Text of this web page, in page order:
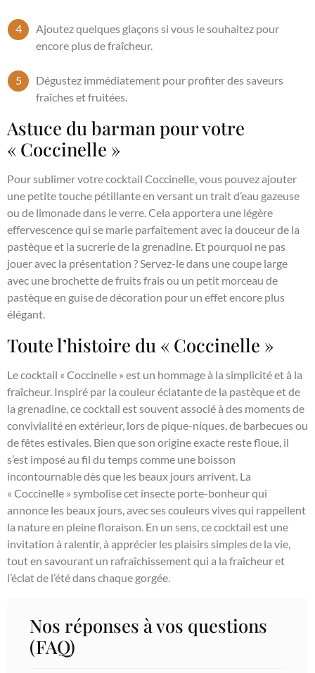
Ajoutez quelques glaçons si vous le souhaitez pour
encore plus de fraîcheur.
Dégustez immédiatement pour profiter des saveurs
fraîches et fruitées.
Astuce du barman pour votre
« Coccinelle »
Pour sublimer votre cocktail Coccinelle, vous pouvez ajouter
une petite touche pétillante en versant un trait d’eau gazeuse
ou de limonade dans le verre. Cela apportera une légère
effervescence qui se marie parfaitement avec la douceur de la
pastèque et la sucrerie de la grenadine. Et pourquoi ne pas
jouer avec la présentation ? Servez-le dans une coupe large
avec une brochette de fruits frais ou un petit morceau de
pastèque en guise de décoration pour un effet encore plus
élégant.
Toute l’histoire du « Coccinelle »
Le cocktail « Coccinelle » est un hommage à la simplicité et à la
fraîcheur. Inspiré par la couleur éclatante de la pastèque et de
la grenadine, ce cocktail est souvent associé à des moments de
convivialité en extérieur, lors de pique-niques, de barbecues ou
de fêtes estivales. Bien que son origine exacte reste floue, il
s’est imposé au fil du temps comme une boisson
incontournable dès que les beaux jours arrivent. La
« Coccinelle » symbolise cet insecte porte-bonheur qui
annonce les beaux jours, avec ses couleurs vives qui rappellent
la nature en pleine floraison. En un sens, ce cocktail est une
invitation à ralentir, à apprécier les plaisirs simples de la vie,
tout en savourant un rafraîchissement qui a la fraîcheur et
l’éclat de l’été dans chaque gorgée.
Nos réponses à vos questions
(FAQ)